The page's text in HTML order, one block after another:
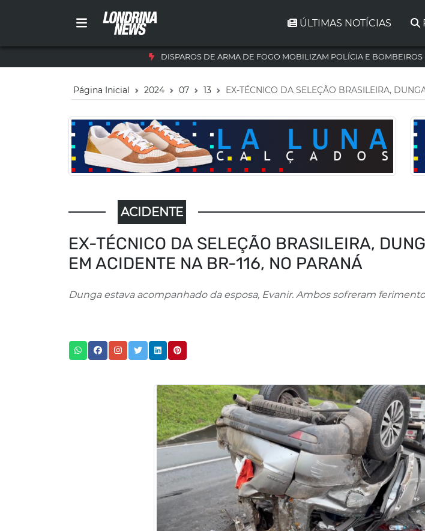
ÚLTIMAS NOTÍCIAS
DISPAROS DE ARMA DE FOGO MOBILIZAM POLÍCIA E
Página Inicial 2024 07 13 EX-TÉCNICO DA SELEÇÃO BRASILEIRA,
ACIDENTE
EX-TÉCNICO DA SELEÇÃO BRASILEIRA,
EM ACIDENTE NA BR-116, NO PARANÁ
Dunga estava acompanhado da esposa, Evanir. Ambos sofreram